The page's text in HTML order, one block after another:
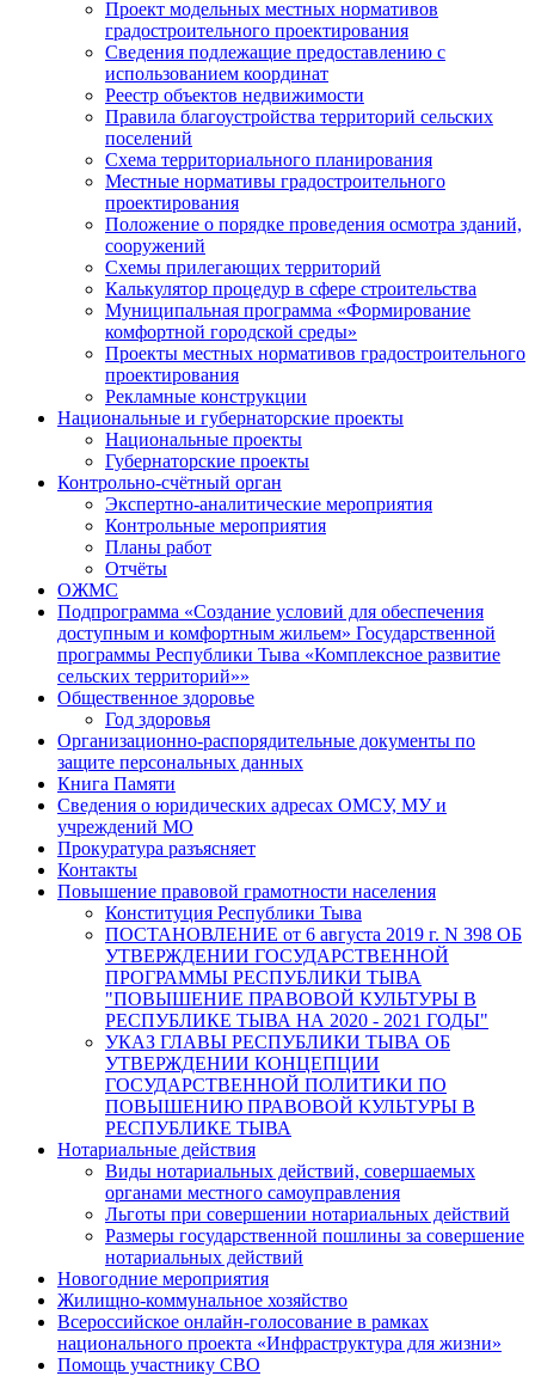
Проект модельных местных нормативов
градостроительного проектирования
Сведения подлежащие предоставлению с
использованием координат
Реестр объектов недвижимости
Правила благоустройства территорий сельских
поселений
Схема территориального планирования
Местные нормативы градостроительного
проектирования
Положение о порядке проведения осмотра зданий,
сооружений
Схемы прилегающих территорий
Калькулятор процедур в сфере строительства
Муниципальная программа «Формирование
комфортной городской среды»
Проекты местных нормативов градостроительного
проектирования
Рекламные конструкции
Национальные и губернаторские проекты
Национальные проекты
Губернаторские проекты
Контрольно-счётный орган
Экспертно-аналитические мероприятия
Контрольные мероприятия
Планы работ
Отчёты
ОЖМС
Подпрограмма «Создание условий для обеспечения
доступным и комфортным жильем» Государственной
программы Республики Тыва «Комплексное развитие
сельских территорий»»
Общественное здоровье
Год здоровья
Организационно-распорядительные документы по
защите персональных данных
Книга Памяти
Сведения о юридических адресах ОМСУ, МУ и
учреждений МО
Прокуратура разъясняет
Контакты
Повышение правовой грамотности населения
Конституция Республики Тыва
ПОСТАНОВЛЕНИЕ от 6 августа 2019 г. N 398 ОБ
УТВЕРЖДЕНИИ ГОСУДАРСТВЕННОЙ
ПРОГРАММЫ РЕСПУБЛИКИ ТЫВА
"ПОВЫШЕНИЕ ПРАВОВОЙ КУЛЬТУРЫ В
РЕСПУБЛИКЕ ТЫВА НА 2020 - 2021 ГОДЫ"
УКАЗ ГЛАВЫ РЕСПУБЛИКИ ТЫВА ОБ
УТВЕРЖДЕНИИ КОНЦЕПЦИИ
ГОСУДАРСТВЕННОЙ ПОЛИТИКИ ПО
ПОВЫШЕНИЮ ПРАВОВОЙ КУЛЬТУРЫ В
РЕСПУБЛИКЕ ТЫВА
Нотариальные действия
Виды нотариальных действий, совершаемых
органами местного самоуправления
Льготы при совершении нотариальных действий
Размеры государственной пошлины за совершение
нотариальных действий
Новогодние мероприятия
Жилищно-коммунальное хозяйство
Всероссийское онлайн-голосование в рамках
национального проекта «Инфраструктура для жизни»
Помощь участнику СВО